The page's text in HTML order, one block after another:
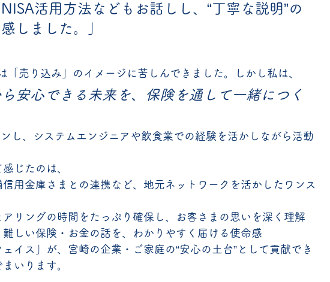
活用方法などもお話しし、“丁寧な説明”の
しました。」
「売り込み」のイメージに苦しんできました。しかし私は、
ら安心できる未来を、保険を通して一緒につく
し、システムエンジニアや飲食業での経験を活かしながら活動
じたのは、
信用金庫さまとの連携など、地元ネットワークを活かしたワンス
アリングの時間をたっぷり確保し、お客さまの思いを深く理解
難しい保険・お金の話を、わかりやすく届ける使命感
イス」が、宮崎の企業・ご家庭の“安心の土台”として貢献でき
いります。